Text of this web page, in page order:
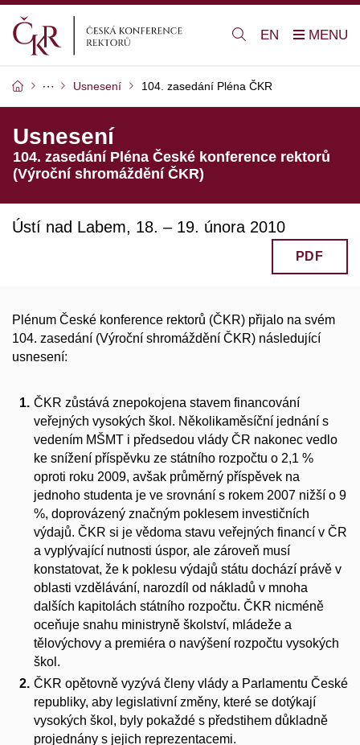
EN
Usnesení 104. zasedání Pléna ČKR
Usnesení
104. zasedání Pléna České konference rektorů
(Výroční shromáždění ČKR)
Ústí nad Labem, 18. – 19. února 2010
PDF
Plénum České konference rektorů (ČKR) přijalo na svém
104. zasedání (Výroční shromáždění ČKR) následující
usnesení:
ČKR zůstává znepokojena stavem financování
veřejných vysokých škol. Několikaměsíční jednání s
vedením MŠMT i předsedou vlády ČR nakonec vedlo
ke snížení příspěvku ze státního rozpočtu o 2,1 %
oproti roku 2009, avšak průměrný příspěvek na
jednoho studenta je ve srovnání s rokem 2007 nižší o 9
%, doprovázený značným poklesem investičních
výdajů. ČKR si je vědoma stavu veřejných financí v ČR
a vyplývající nutnosti úspor, ale zároveň musí
konstatovat, že k poklesu výdajů státu dochází právě v
oblasti vzdělávání, narozdíl od nákladů v mnoha
dalších kapitolách státního rozpočtu. ČKR nicméně
oceňuje snahu ministryně školství, mládeže a
tělovýchovy a premiéra o navýšení rozpočtu vysokých
škol.
ČKR opětovně vyzývá členy vlády a Parlamentu České
republiky, aby legislativní změny, které se dotýkají
vysokých škol, byly pokaždé s předstihem důkladně
projednány s jejich reprezentacemi.